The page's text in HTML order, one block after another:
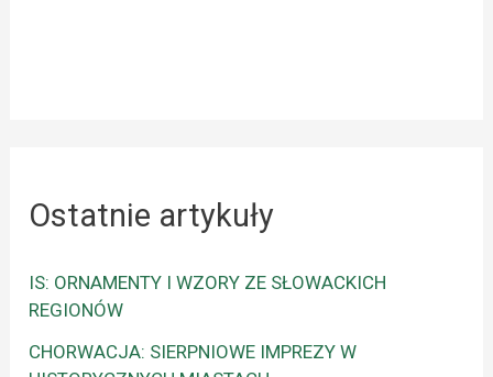
Ostatnie artykuły
IS: ORNAMENTY I WZORY ZE SŁOWACKICH
REGIONÓW
CHORWACJA: SIERPNIOWE IMPREZY W